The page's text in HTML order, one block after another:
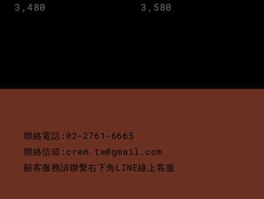
price
3,480
price
3,580
聯絡電話:02-2761-6665
聯絡信箱:crem.tw@gmail.com
顧客服務請聯繫右下角LINE線上客服